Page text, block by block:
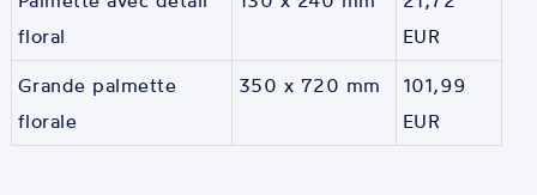
floral
EUR
Grande palmette
florale
350 x 720 mm
101,99
EUR